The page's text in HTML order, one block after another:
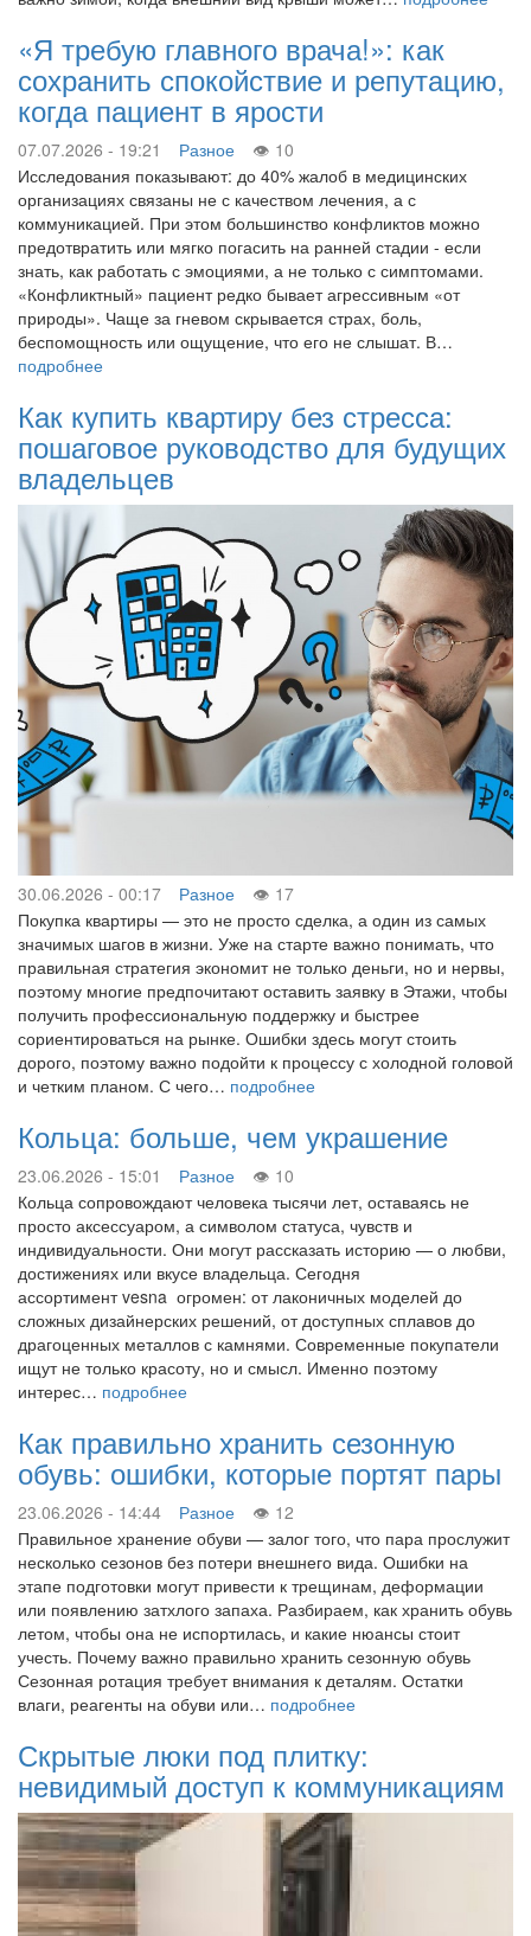
«Я требую главного врача!»: как
сохранить спокойствие и репутацию,
когда пациент в ярости
07.07.2026 - 19:21 Разное
10
Исследования показывают: до 40% жалоб в медицинских
организациях связаны не с качеством лечения, а с
коммуникацией. При этом большинство конфликтов можно
предотвратить или мягко погасить на ранней стадии - если
знать, как работать с эмоциями, а не только с симптомами.
«Конфликтный» пациент редко бывает агрессивным «от
природы». Чаще за гневом скрывается страх, боль,
беспомощность или ощущение, что его не слышат. В…
подробнее
Как купить квартиру без стресса:
пошаговое руководство для будущих
владельцев
30.06.2026 - 00:17 Разное
17
Покупка квартиры — это не просто сделка, а один из самых
значимых шагов в жизни. Уже на старте важно понимать, что
правильная стратегия экономит не только деньги, но и нервы,
поэтому многие предпочитают оставить заявку в Этажи, чтобы
получить профессиональную поддержку и быстрее
сориентироваться на рынке. Ошибки здесь могут стоить
дорого, поэтому важно подойти к процессу с холодной головой
и четким планом. С чего… подробнее
Кольца: больше, чем украшение
23.06.2026 - 15:01 Разное
10
Кольца сопровождают человека тысячи лет, оставаясь не
просто аксессуаром, а символом статуса, чувств и
индивидуальности. Они могут рассказать историю — о любви,
достижениях или вкусе владельца. Сегодня
ассортимент vesna огромен: от лаконичных моделей до
сложных дизайнерских решений, от доступных сплавов до
драгоценных металлов с камнями. Современные покупатели
ищут не только красоту, но и смысл. Именно поэтому
интерес… подробнее
Как правильно хранить сезонную
обувь: ошибки, которые портят пары
23.06.2026 - 14:44 Разное
12
Правильное хранение обуви — залог того, что пара прослужит
несколько сезонов без потери внешнего вида. Ошибки на
этапе подготовки могут привести к трещинам, деформации
или появлению затхлого запаха. Разбираем, как хранить обувь
летом, чтобы она не испортилась, и какие нюансы стоит
учесть. Почему важно правильно хранить сезонную обувь
Сезонная ротация требует внимания к деталям. Остатки
влаги, реагенты на обуви или… подробнее
Скрытые люки под плитку:
невидимый доступ к коммуникациям